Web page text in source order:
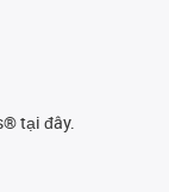
tại đây.